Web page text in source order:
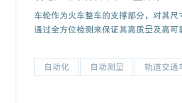
车轮作为火车整车的支撑部分，对其尺
通过全方位检测来保证其高质量及高可
自动化 自动测量 轨道交通